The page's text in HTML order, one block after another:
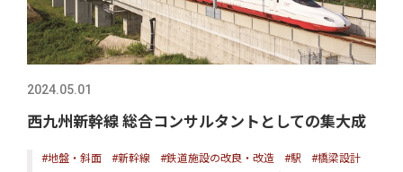
2024.05.01
西九州新幹線 総合コンサルタントとしての集大成
#地盤・斜面 #新幹線 #鉄道施設の改良・改造 #駅
#橋梁設計